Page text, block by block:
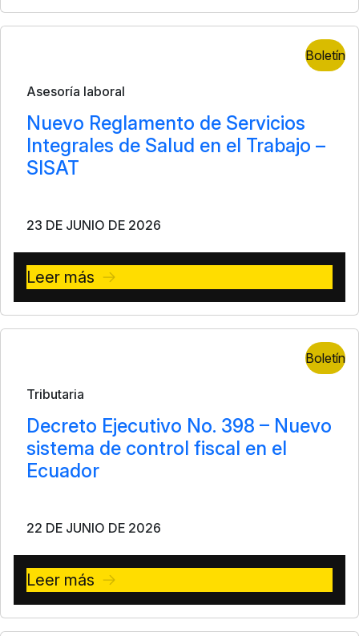
Boletín
Asesoría laboral
Nuevo Reglamento de Servicios
Integrales de Salud en el Trabajo –
SISAT
23 DE JUNIO DE 2026
Leer más
Boletín
Tributaria
Decreto Ejecutivo No. 398 – Nuevo
sistema de control fiscal en el
Ecuador
22 DE JUNIO DE 2026
Leer más